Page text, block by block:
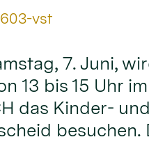
vst
7. Juni,
13 bis 15 Uhr
das Kinder-
besuchen.